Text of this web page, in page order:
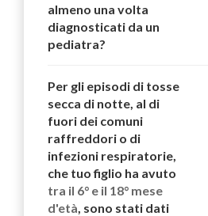
almeno una volta
diagnosticati da un
pediatra?
Per gli episodi di tosse
secca di notte, al di
fuori dei comuni
raffreddori o di
infezioni respiratorie,
che tuo figlio ha avuto
tra il 6° e il 18° mese
d'età , sono stati dati